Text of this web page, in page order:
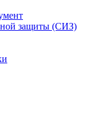
защиты (СИЗ)